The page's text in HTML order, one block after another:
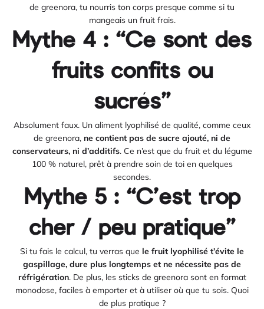
de greenora, tu nourris ton corps presque comme si tu
mangeais un fruit frais.
Mythe 4 : “Ce sont des
fruits confits ou
sucrés”
Absolument faux. Un aliment lyophilisé de qualité, comme ceux
de greenora, ne contient pas de sucre ajouté, ni de
conservateurs, ni d’additifs. Ce n’est que du fruit et du légume
100 % naturel, prêt à prendre soin de toi en quelques
secondes.
Mythe 5 : “C’est trop
cher / peu pratique”
Si tu fais le calcul, tu verras que le fruit lyophilisé t’évite le
gaspillage, dure plus longtemps et ne nécessite pas de
réfrigération. De plus, les sticks de greenora sont en format
monodose, faciles à emporter et à utiliser où que tu sois. Quoi
de plus pratique ?